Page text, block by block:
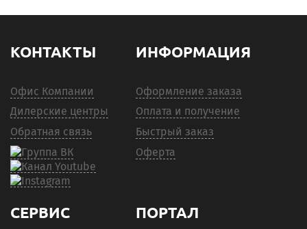
КОНТАКТЫ
Офис Компании
Дилерские центры
Обратная связь
ИНФОРМАЦИЯ
Оформление заказа
Оплата и получение
Быстрый заказ
Оферта
СЕРВИС ПОРТАЛ